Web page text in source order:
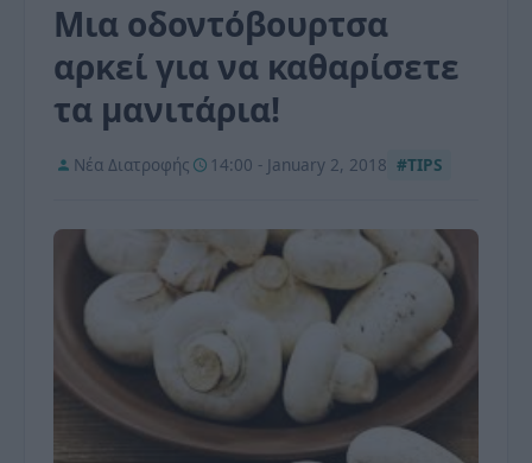
Μια οδοντόβουρτσα
αρκεί για να καθαρίσετε
τα μανιτάρια!
Νέα Διατροφής 14:00 - January 2, 2018 #TIPS